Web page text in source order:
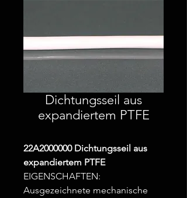
Dichtungsseil aus
expandiertem PTFE
22A2000000 Dichtungsseil aus
expandiertem PTFE
EIGENSCHAFTEN:
Ausgezeichnete mechanische